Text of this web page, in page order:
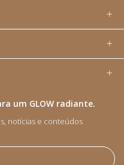
um GLOW radiante.
notícias e conteúdos